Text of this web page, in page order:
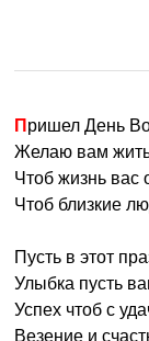
Пришел День
Желаю вам жить
Чтоб жизнь вас
Чтоб близкие
Пусть в этот
Улыбка пусть
Успех чтоб с
Везение и